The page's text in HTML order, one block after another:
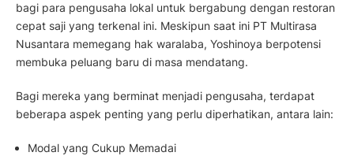
bagi para pengusaha lokal untuk bergabung dengan restoran
cepat saji yang terkenal ini. Meskipun saat ini PT Multirasa
Nusantara memegang hak waralaba, Yoshinoya berpotensi
membuka peluang baru di masa mendatang.
Bagi mereka yang berminat menjadi pengusaha, terdapat
beberapa aspek penting yang perlu diperhatikan, antara lain:
Modal yang Cukup Memadai